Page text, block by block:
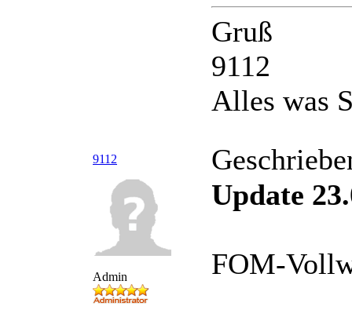
Gruß
9112
Alles was
9112
Admin
Update
FOM-